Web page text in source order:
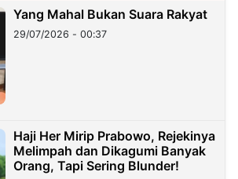
Yang Mahal Bukan Suara Rakyat
29/07/2026 - 00:37
Haji Her Mirip Prabowo, Rejekinya
Melimpah dan Dikagumi Banyak
Orang, Tapi Sering Blunder!